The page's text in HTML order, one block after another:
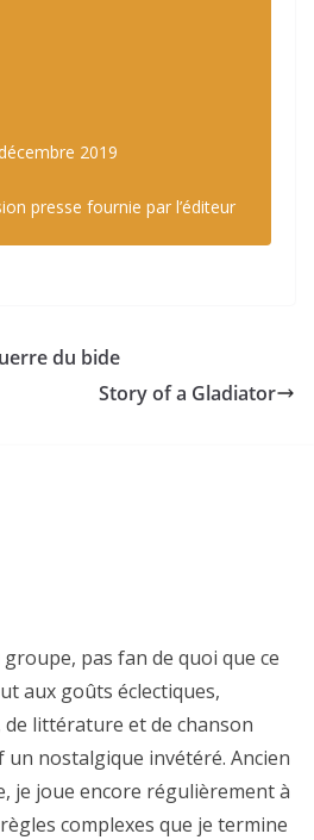
2019
presse fournie par l’éditeur
du bide
Story of a Gladiator
pas fan de quoi que ce
aux goûts éclectiques,
littérature et de chanson
nostalgique invétéré. Ancien
je joue encore régulièrement à
complexes que je termine